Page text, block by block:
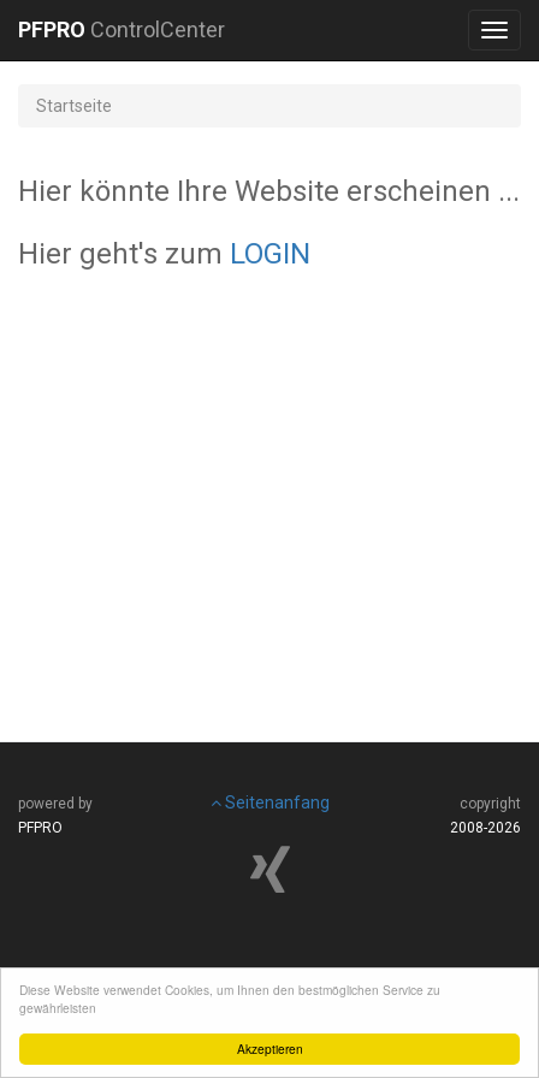
Akzeptieren
Diese Website verwendet Cookies, um Ihnen den bestmöglichen Service zu
gewährleisten
PFPRO ControlCenter
Startseite
Hier könnte Ihre Website erscheinen ...
Hier geht's zum LOGIN
powered by
PFPRO
Seitenanfang
copyright
2008-2026